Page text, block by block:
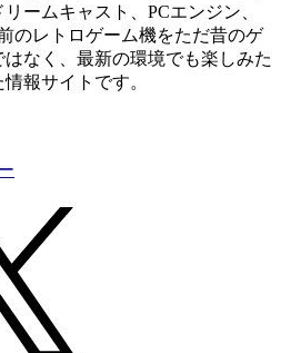
ームキャスト、PCエンジン、
のレトロゲーム機をただ昔のゲ
なく、最新の環境でも楽しみた
報サイトです。